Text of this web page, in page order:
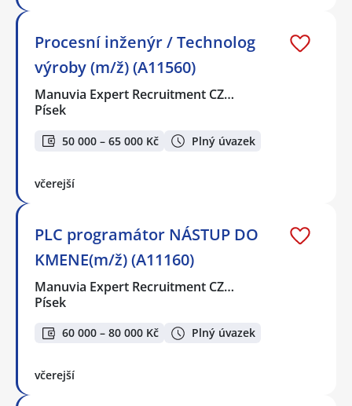
Procesní inženýr / Technolog
výroby (m/ž) (A11560)
Manuvia Expert Recruitment CZ…
Písek
50 000 – 65 000 Kč Plný úvazek
včerejší
PLC programátor NÁSTUP DO
KMENE(m/ž) (A11160)
Manuvia Expert Recruitment CZ…
Písek
60 000 – 80 000 Kč Plný úvazek
včerejší